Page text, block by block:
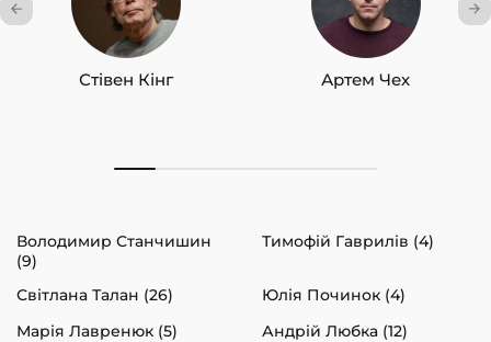
Стівен Кінг Артем Чех
Володимир Станчишин
(9)
Тимофій Гаврилів (4)
Світлана Талан (26)
Юлія Починок (4)
Марія Лавренюк (5)
Андрій Любка (12)